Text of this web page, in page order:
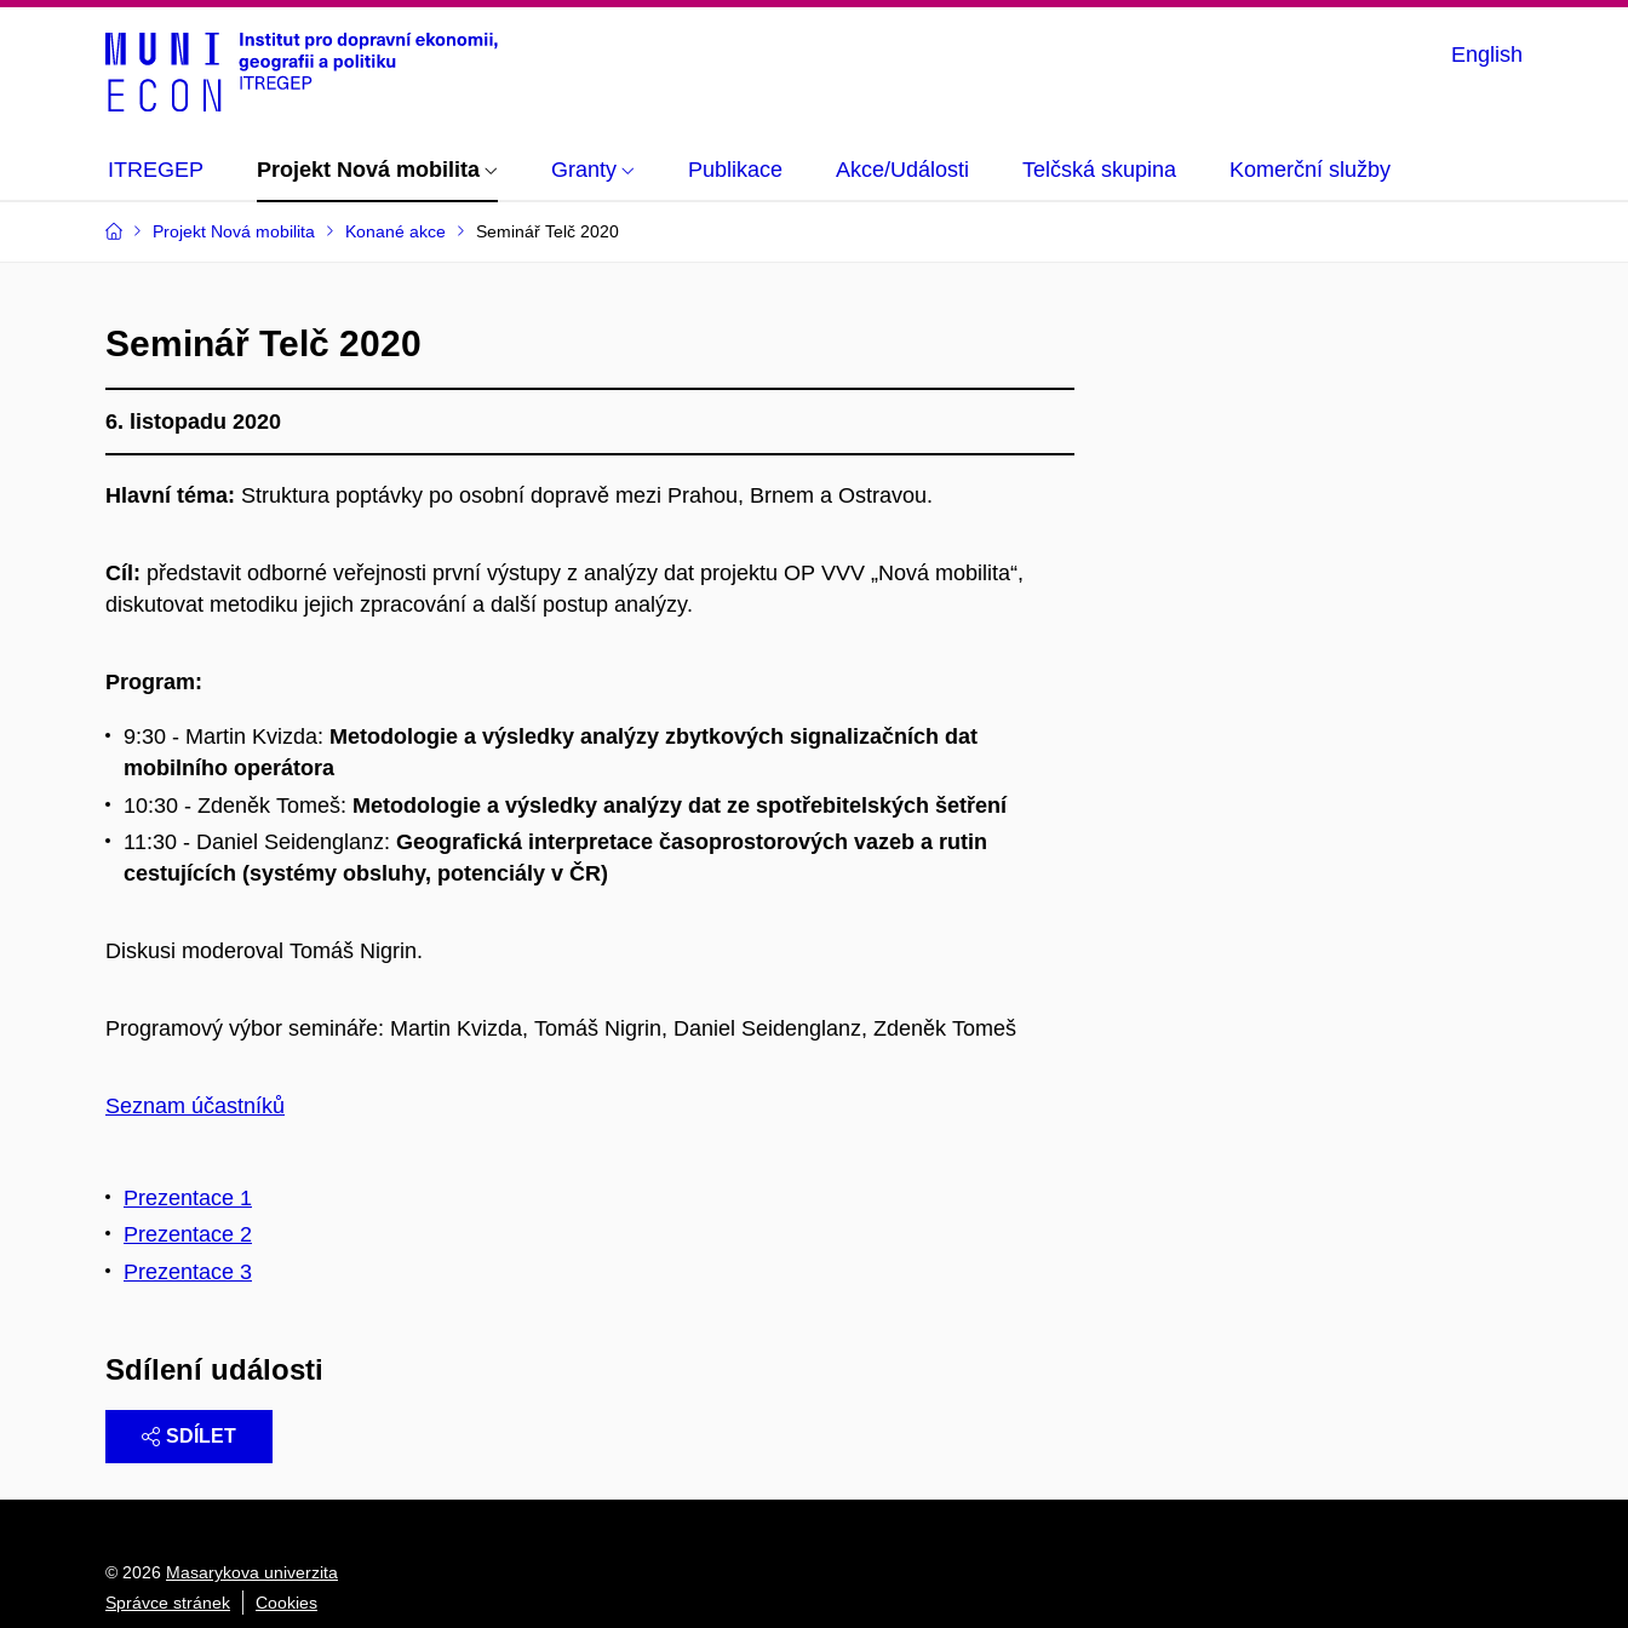
English
ITREGEP Projekt Nová mobilita Granty Publikace Akce/Události Telčská skupina Komerční služby
Projekt Nová mobilita Konané akce Seminář Telč 2020
Seminář Telč 2020
6. listopadu 2020
Hlavní téma: Struktura poptávky po osobní dopravě mezi Prahou, Brnem a Ostravou.
Cíl: představit odborné veřejnosti první výstupy z analýzy dat projektu OP VVV „Nová mobilita“,
diskutovat metodiku jejich zpracování a další postup analýzy.
Program:
9:30 - Martin Kvizda: Metodologie a výsledky analýzy zbytkových signalizačních dat
mobilního operátora
10:30 - Zdeněk Tomeš: Metodologie a výsledky analýzy dat ze spotřebitelských šetření
11:30 - Daniel Seidenglanz: Geografická interpretace časoprostorových vazeb a rutin
cestujících (systémy obsluhy, potenciály v ČR)
Diskusi moderoval Tomáš Nigrin.
Programový výbor semináře: Martin Kvizda, Tomáš Nigrin, Daniel Seidenglanz, Zdeněk Tomeš
Seznam účastníků
Prezentace 1
Prezentace 2
Prezentace 3
Sdílení události
SDÍLET
© 2026 Masarykova univerzita
Správce stránek
Cookies